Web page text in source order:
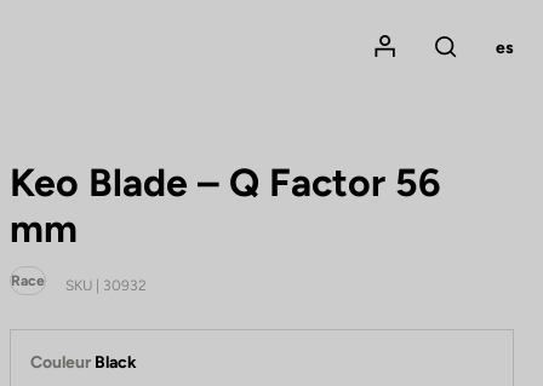
Mon compte
Rechercher
es
Keo Blade – Q Factor 56
mm
Race SKU | 30932
Couleur Black